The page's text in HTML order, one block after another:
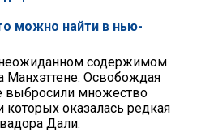
можно найти в нью-
неожиданном содержимом
Манхэттене. Освобождая
выбросили множество
оказалась редкая
Дали.